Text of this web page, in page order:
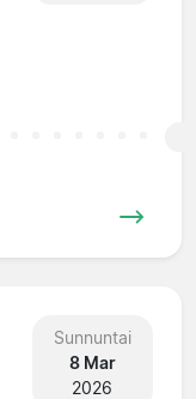
Sunnuntai
8 Mar
2026